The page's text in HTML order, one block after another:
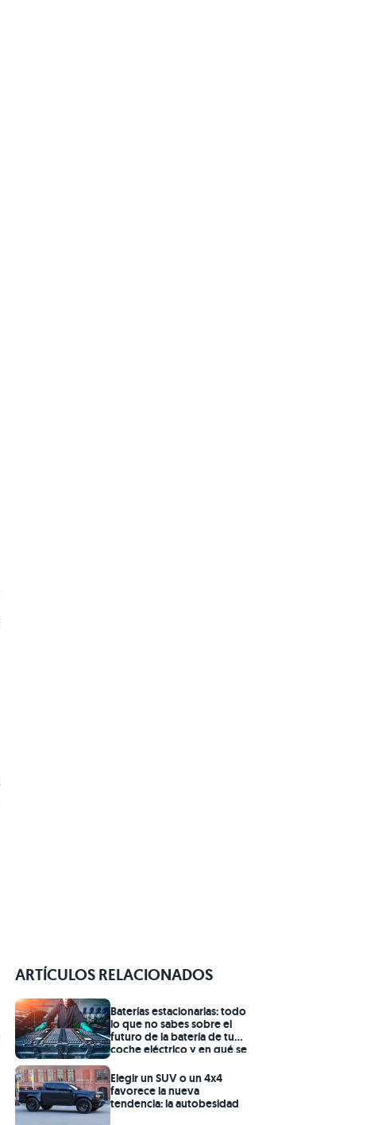
ARTÍCULOS RELACIONADOS
Baterías estacionarias: todo
lo que no sabes sobre el
futuro de la batería de tu
coche eléctrico y en qué se
Elegir un SUV o un 4x4
favorece la nueva
tendencia: la autobesidad